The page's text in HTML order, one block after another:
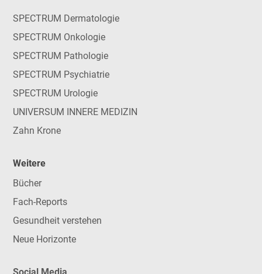
SPECTRUM Dermatologie
SPECTRUM Onkologie
SPECTRUM Pathologie
SPECTRUM Psychiatrie
SPECTRUM Urologie
UNIVERSUM INNERE MEDIZIN
Zahn Krone
Weitere
Bücher
Fach-Reports
Gesundheit verstehen
Neue Horizonte